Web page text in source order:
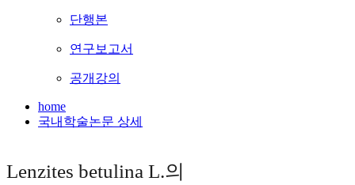
단행본
연구보고서
공개강의
home
국내학술논문 상세
Lenzites betulina L.의